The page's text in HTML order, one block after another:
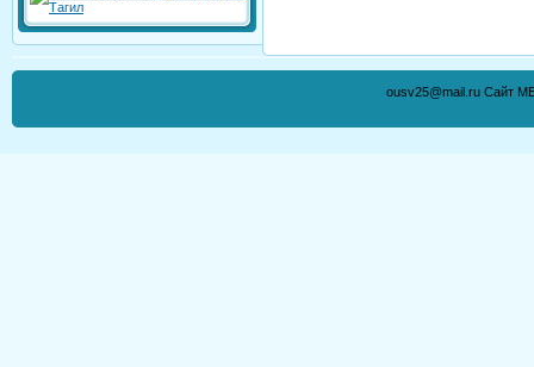
ousv25@mail.ru Сайт